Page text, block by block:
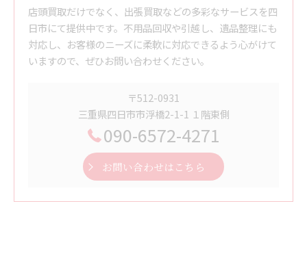
店頭買取だけでなく、出張買取などの多彩なサービスを四
日市にて提供中です。不用品回収や引越し、遺品整理にも
対応し、お客様のニーズに柔軟に対応できるよう心がけて
いますので、ぜひお問い合わせください。
〒512-0931
三重県四日市市浮橋2-1-1 １階東側
090-6572-4271
お問い合わせはこちら